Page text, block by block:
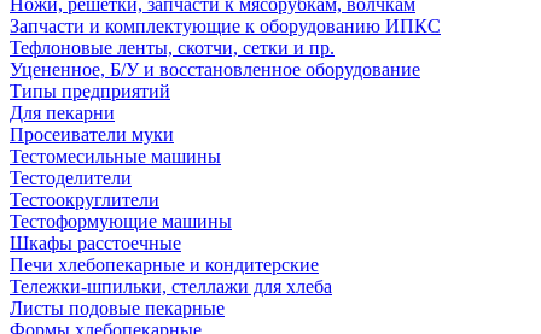
Ножи, решетки, запчасти к мясорубкам, волчкам
Запчасти и комплектующие к оборудованию ИПКС
Тефлоновые ленты, скотчи, сетки и пр.
Уцененное, Б/У и восстановленное оборудование
Типы предприятий
Для пекарни
Просеиватели муки
Тестомесильные машины
Тестоделители
Тестоокруглители
Тестоформующие машины
Шкафы расстоечные
Печи хлебопекарные и кондитерские
Тележки-шпильки, стеллажи для хлеба
Листы подовые пекарные
Формы хлебопекарные